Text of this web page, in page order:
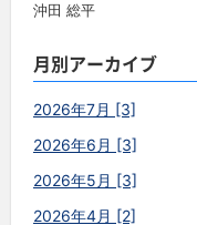
沖田 総平
月別アーカイブ
2026年7月 [3]
2026年6月 [3]
2026年5月 [3]
2026年4月 [2]